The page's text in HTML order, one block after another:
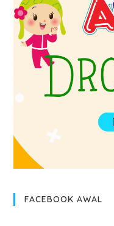
FACEBOOK AWAL